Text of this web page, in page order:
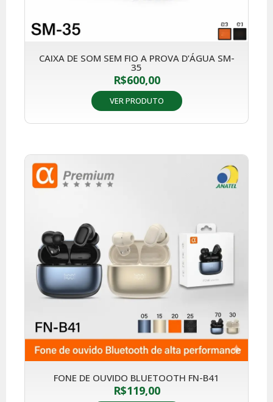
CAIXA DE SOM SEM FIO A PROVA D’ÁGUA SM-
35
R$600,00
VER PRODUTO
FONE DE OUVIDO BLUETOOTH FN-B41
R$119,00